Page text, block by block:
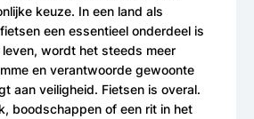
keuze. In een land als
een essentieel onderdeel is
wordt het steeds meer
en verantwoorde gewoonte
aan veiligheid. Fietsen is overal.
boodschappen of een rit in het